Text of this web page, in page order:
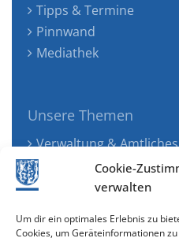
Cookie-
verwalten
Um dir ein optimales Erlebnis zu
Cookies, um Geräteinformationen
Tipps & Termine
Pinnwand
Mediathek
Unsere Themen
Verwaltung & Amtliches
Jugend, Familie &
Tourismus, Freizeit &
Wirtschaft & Verkehr